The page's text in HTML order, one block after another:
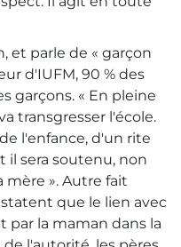
et parle de « garçon
d'IUFM, 90 % des
garçons. « En pleine
transgresser l'école.
l'enfance, d'un rite
il sera soutenu, non
mère ». Autre fait
que le lien avec
par la maman dans la